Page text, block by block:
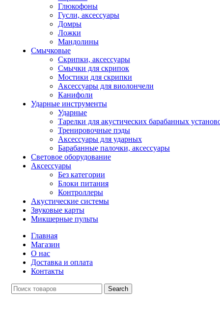
Глюкофоны
Гусли, аксессуары
Домры
Ложки
Мандолины
Смычковые
Скрипки, аксессуары
Смычки для скрипок
Мостики для скрипки
Аксессуары для виолончели
Канифоли
Ударные инструменты
Ударные
Тарелки для акустических барабанных
Тренировочные пэды
Аксессуары для ударных
Барабанные палочки, аксессуары
Световое оборудование
Аксессуары
Без категории
Блоки питания
Контроллеры
Акустические системы
Звуковые карты
Микшерные пульты
Главная
Магазин
О нас
Доставка и оплата
Контакты
Search